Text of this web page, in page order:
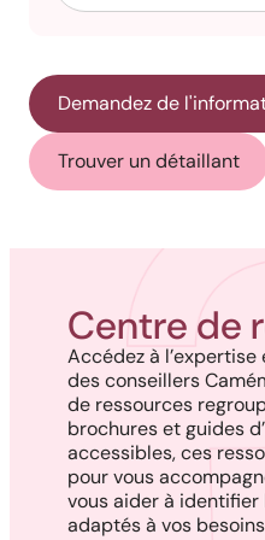
Demandez de
Trouver un détaillant
Centre de
Accédez à
des conseillers
de ressources
brochures et guides
accessibles, ces
pour vous
vous aider à
adaptés à vos